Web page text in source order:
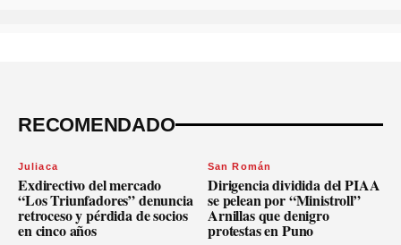
RECOMENDADO
Juliaca
Exdirectivo del mercado
“Los Triunfadores” denuncia
retroceso y pérdida de socios
en cinco años
San Román
Dirigencia dividida del PIAA
se pelean por “Ministroll”
Arnillas que denigro
protestas en Puno